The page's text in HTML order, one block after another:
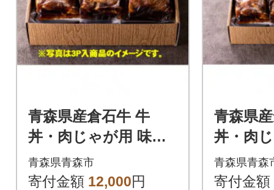
青森県産倉石牛 牛
丼・肉じゃが用 味付
(2パック)
青森県青森市
寄付金額 12,000円
青森県
丼・肉
(3パッ
青森県青森
寄付金額